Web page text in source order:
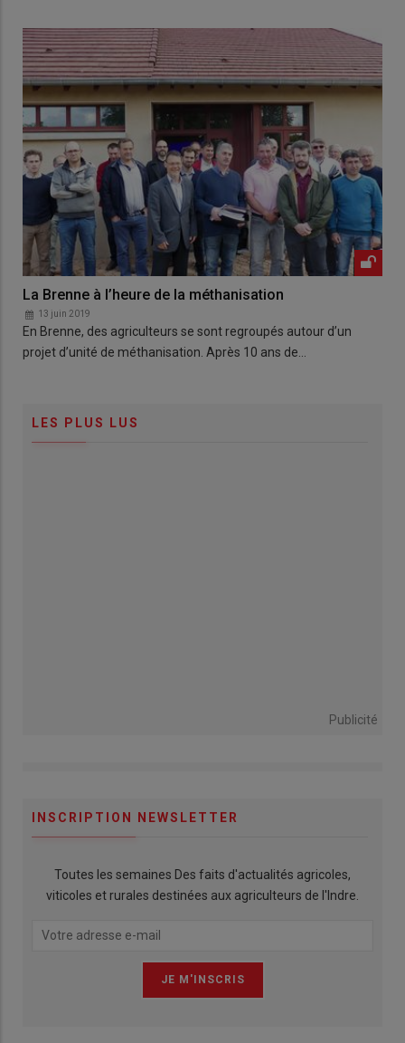
La Brenne à l’heure de la méthanisation
13 juin 2019
En Brenne, des agriculteurs se sont regroupés autour d’un
projet d’unité de méthanisation. Après 10 ans de…
LES PLUS LUS
Publicité
INSCRIPTION NEWSLETTER
Toutes les semaines Des faits d'actualités agricoles,
viticoles et rurales destinées aux agriculteurs de l'Indre.